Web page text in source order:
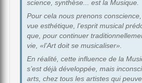
science, synthèse... est la Musique.
Pour cela nous prenons
vue esthétique, l’esprit musical
que, pour continuer
vie, «l’Art doit se musicaliser».
En réalité, cette influence de la
s’est déjà développée, mais
arts, chez tous les artistes qui